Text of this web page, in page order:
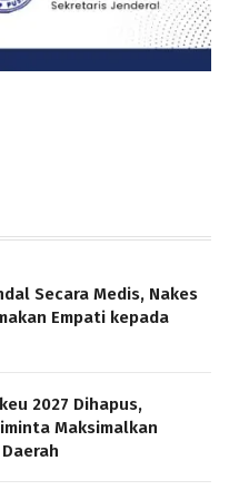
Secara Medis, Nakes
Empati kepada
2027 Dihapus,
Maksimalkan